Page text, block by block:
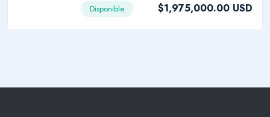
Disponible
$1,975,000.00 USD